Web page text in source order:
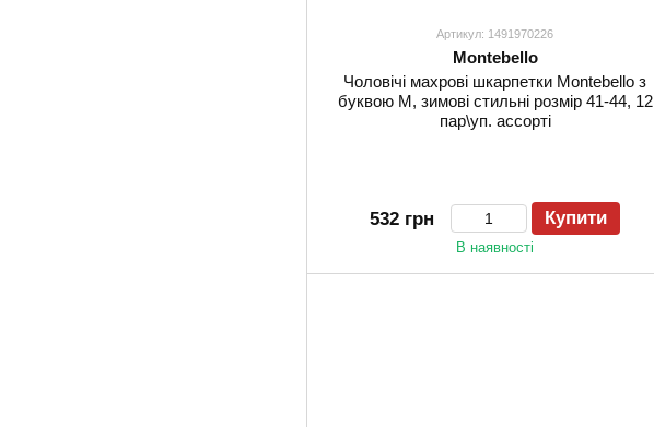
Артикул: 1491970226
Montebello
Чоловічі махрові шкарпетки Montebello з
буквою М, зимові стильні розмір 41-44, 12
пар\уп. ассорті
532 грн Купити
В наявності